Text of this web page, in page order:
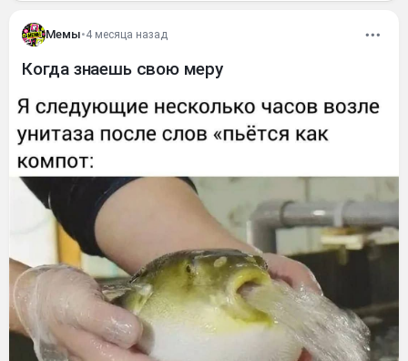
Мемы•4 месяца назад
Когда знаешь свою меру